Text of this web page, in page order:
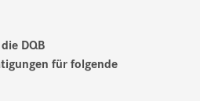
DQB
für folgende